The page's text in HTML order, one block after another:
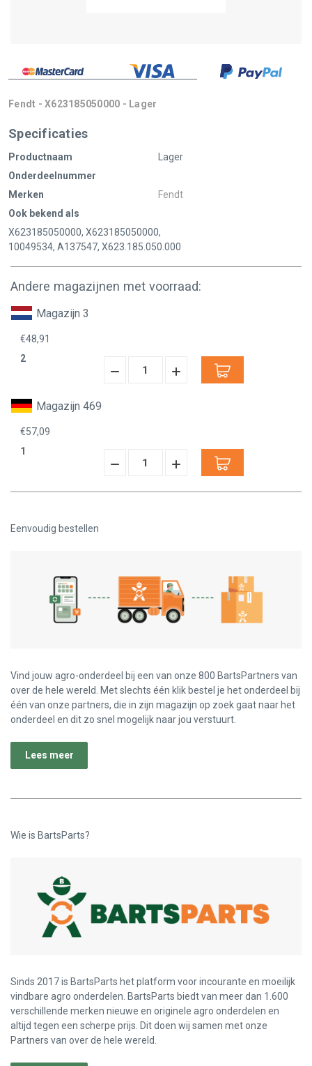
Fendt - X623185050000 - Lager
Specificaties
Productnaam
Lager
Onderdeelnummer
Merken
Fendt
Ook bekend als
X623185050000, X623185050000,
10049534, A137547, X623.185.050.000
Andere magazijnen met voorraad:
Magazijn 3
€48,91
2
Hoeveelheid
Hoeveelheid
Magazijn 469
€57,09
1
Hoeveelheid
Verminderen:
Hoeveelheid
verhogen:
Eenvoudig bestellen
Vind jouw agro-onderdeel bij een van onze 800 BartsPartners van
over de hele wereld. Met slechts één klik bestel je het onderdeel bij
één van onze partners, die in zijn magazijn op zoek gaat naar het
onderdeel en dit zo snel mogelijk naar jou verstuurt.
Lees meer
Wie is BartsParts?
Sinds 2017 is BartsParts het platform voor incourante en moeilijk
vindbare agro onderdelen. BartsParts biedt van meer dan 1.600
verschillende merken nieuwe en originele agro onderdelen en
altijd tegen een scherpe prijs. Dit doen wij samen met onze
Partners van over de hele wereld.